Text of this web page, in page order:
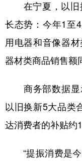
在宁夏，以旧
长态势：今年1至
用电器和音像器
器材类商品销售额
商务部数据显
以旧换新5大品类
达消费者的补贴约
“提振消费是今